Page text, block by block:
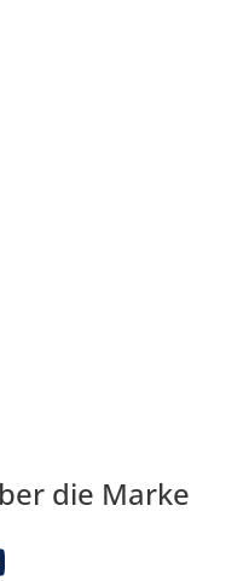
die Marke